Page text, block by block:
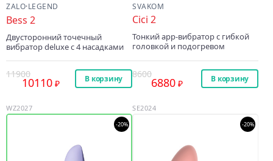
ZALO·LEGEND
Bess 2
Двусторонний точечный
вибратор deluxe с 4 насадками
11900
10110 В корзину
SVAKOM
Cici 2
Тонкий app-вибратор с гибкой
головкой и подогревом
8600
6880 В корзину
WZ2027
-20%
SE2024
-20%